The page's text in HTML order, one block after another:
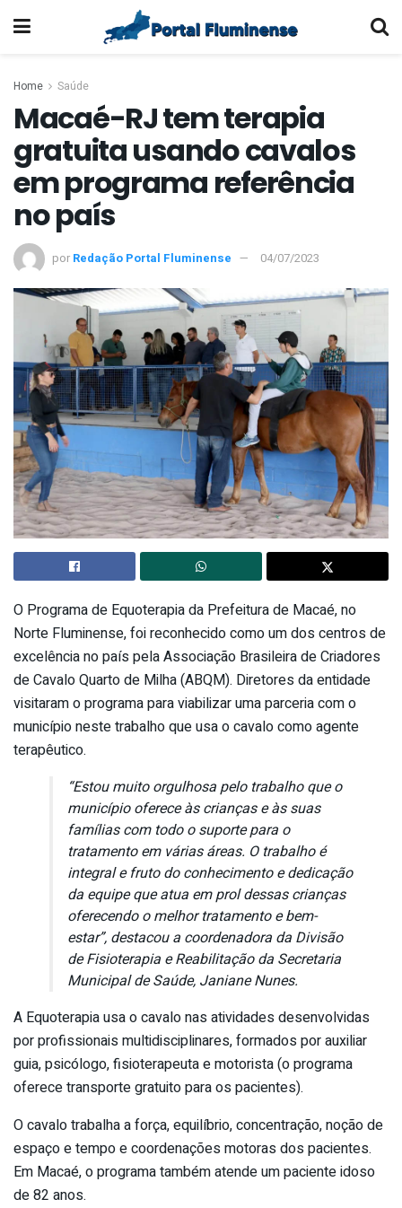
Home Saúde
Macaé-RJ tem terapia
gratuita usando cavalos
em programa referência
no país
por Redação Portal Fluminense 04/07/2023
O Programa de Equoterapia da Prefeitura de Macaé, no
Norte Fluminense, foi reconhecido como um dos centros de
excelência no país pela Associação Brasileira de Criadores
de Cavalo Quarto de Milha (ABQM). Diretores da entidade
visitaram o programa para viabilizar uma parceria com o
município neste trabalho que usa o cavalo como agente
terapêutico.
“Estou muito orgulhosa pelo trabalho que o
município oferece às crianças e às suas
famílias com todo o suporte para o
tratamento em várias áreas. O trabalho é
integral e fruto do conhecimento e dedicação
da equipe que atua em prol dessas crianças
oferecendo o melhor tratamento e bem-
estar”, destacou a coordenadora da Divisão
de Fisioterapia e Reabilitação da Secretaria
Municipal de Saúde, Janiane Nunes.
A Equoterapia usa o cavalo nas atividades desenvolvidas
por profissionais multidisciplinares, formados por auxiliar
guia, psicólogo, fisioterapeuta e motorista (o programa
oferece transporte gratuito para os pacientes).
O cavalo trabalha a força, equilíbrio, concentração, noção de
espaço e tempo e coordenações motoras dos pacientes.
Em Macaé, o programa também atende um paciente idoso
de 82 anos.